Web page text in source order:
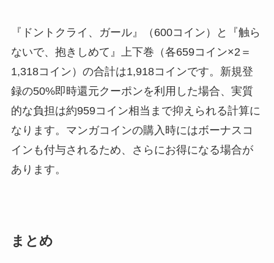
『ドントクライ、ガール』（600コイン）と『触ら
ないで、抱きしめて』上下巻（各659コイン×2＝
1,318コイン）の合計は1,918コインです。新規登
録の50%即時還元クーポンを利用した場合、実質
的な負担は約959コイン相当まで抑えられる計算に
なります。マンガコインの購入時にはボーナスコ
インも付与されるため、さらにお得になる場合が
あります。
まとめ